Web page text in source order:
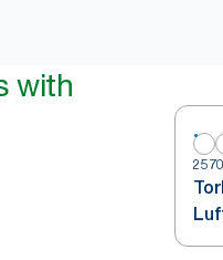
with